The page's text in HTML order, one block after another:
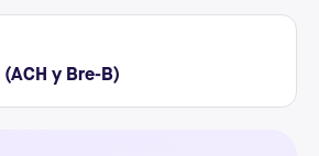
y Bre-B)